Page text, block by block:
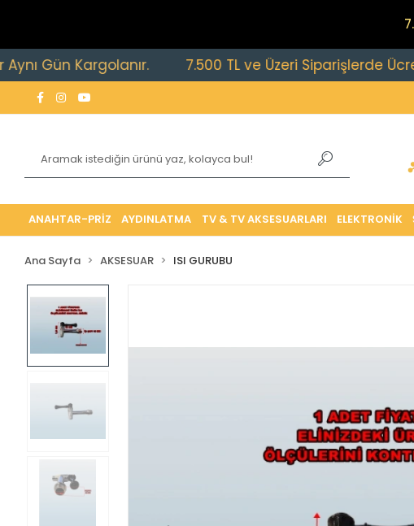
Kargolanır. 7.500 TL ve Üzeri Siparişlerde Ücretsiz
ANAHTAR-PRİZ AYDINLATMA TV & TV AKSESUARLARI ELEKTRONİK
Ana Sayfa AKSESUAR ISI GURUBU